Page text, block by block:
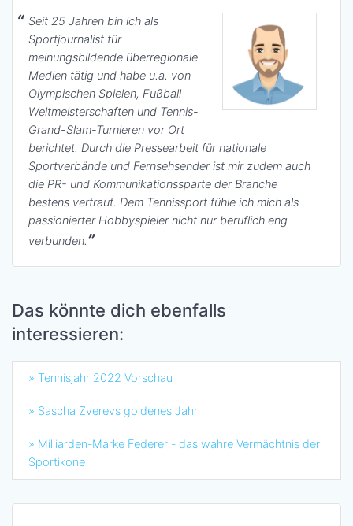
Seit 25 Jahren bin ich als
Sportjournalist für
meinungsbildende überregionale
Medien tätig und habe u.a. von
Olympischen Spielen, Fußball-
Weltmeisterschaften und Tennis-
Grand-Slam-Turnieren vor Ort
berichtet. Durch die Pressearbeit für nationale
Sportverbände und Fernsehsender ist mir zudem auch
die PR- und Kommunikationssparte der Branche
bestens vertraut. Dem Tennissport fühle ich mich als
passionierter Hobbyspieler nicht nur beruflich eng
verbunden.
Das könnte dich ebenfalls
interessieren:
» Tennisjahr 2022 Vorschau
» Sascha Zverevs goldenes Jahr
» Milliarden-Marke Federer - das wahre Vermächtnis der
Sportikone